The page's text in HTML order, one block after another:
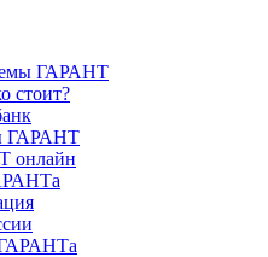
ГАРАНТ
стоит?
ГАРАНТ
онлайн
ГАРАНТа